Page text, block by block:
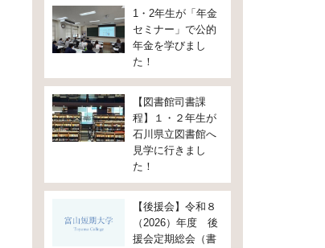
1・2年生が「年金
セミナー」で公的
年金を学びまし
た！
【図書館司書課
程】１・２年生が
石川県立図書館へ
見学に行きまし
た！
【後援会】令和８
（2026）年度 後
援会定期総会（書